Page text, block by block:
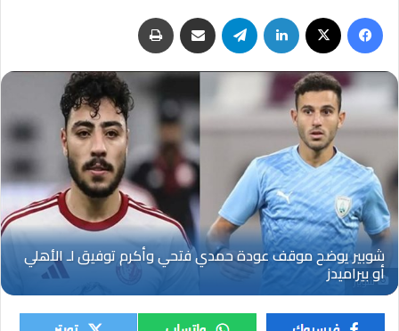
فيسبوك لينكدإن تيلقرام مشاركة عبر البريد
شوبير